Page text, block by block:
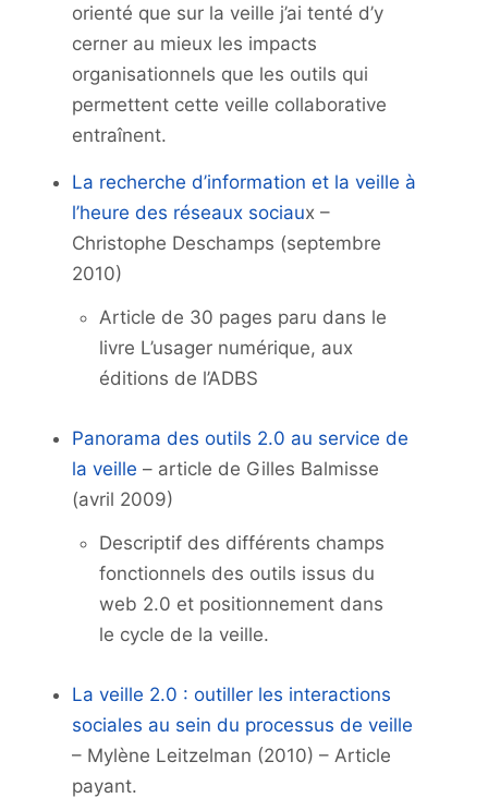
orienté que sur la veille j’ai tenté d’y
cerner au mieux les impacts
organisationnels que les outils qui
permettent cette veille collaborative
entraînent.
La recherche d’information et la veille à
l’heure des réseaux sociaux –
Christophe Deschamps (septembre
2010)
Article de 30 pages paru dans le
livre L’usager numérique, aux
éditions de l’ADBS
Panorama des outils 2.0 au service de
la veille – article de Gilles Balmisse
(avril 2009)
Descriptif des différents champs
fonctionnels des outils issus du
web 2.0 et positionnement dans
le cycle de la veille.
La veille 2.0 : outiller les interactions
sociales au sein du processus de veille
– Mylène Leitzelman (2010) – Article
payant.